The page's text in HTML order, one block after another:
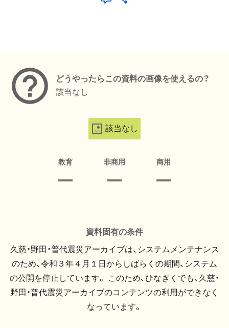
どうやったらこの資料の画像を使えるの？
該当なし
該当なし
教育 非商用 商用
資料固有の条件
久慈・野田・普代震災アーカイブは、システムメンテナンス
のため、令和３年４月１日からしばらくの期間、システム
の公開を停止しています。 このため、ひなぎくでも、久慈・
野田・普代震災アーカイブのコンテンツの利用ができなく
なっています。